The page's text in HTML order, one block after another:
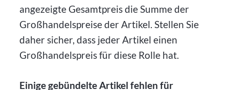
angezeigte Gesamtpreis die Summe der
Großhandelspreise der Artikel. Stellen Sie
daher sicher, dass jeder Artikel einen
Großhandelspreis für diese Rolle hat.
Einige gebündelte Artikel fehlen für